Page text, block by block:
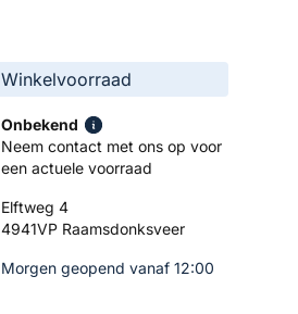
Winkelvoorraad
Onbekend
Neem contact met ons op voor
een actuele voorraad
Elftweg 4
4941VP Raamsdonksveer
Morgen geopend vanaf 12:00